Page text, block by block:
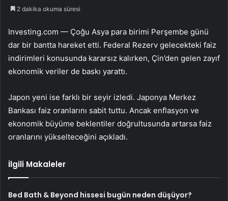
2 dakika okuma süresi
Investing.com — Çoğu Asya para birimi Perşembe günü
dar bir bantta hareket etti. Federal Rezerv gelecekteki faiz
indirimleri konusunda kararsız kalırken, Çin’den gelen zayıf
ekonomik veriler de baskı yarattı.
Japon yeni ise farklı bir seyir izledi. Japonya Merkez
Bankası faiz oranlarını sabit tuttu. Ancak enflasyon ve
ekonomik büyüme beklentiler doğrultusunda artarsa faiz
oranlarını yükselteceğini açıkladı.
İlgili Makaleler
Bed Bath & Beyond hissesi bugün neden düşüyor?